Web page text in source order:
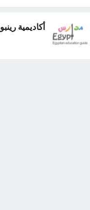
أكاديمية رينبو